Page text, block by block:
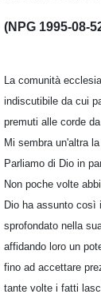
(NPG 1995-08-
La comunità
indiscutibile da cui
premuti alle corde
Mi sembra un'altra
Parliamo di Dio in
Non poche volte
Dio ha assunto così
sprofondato nella
affidando loro un
fino ad accettare
tante volte i fatti